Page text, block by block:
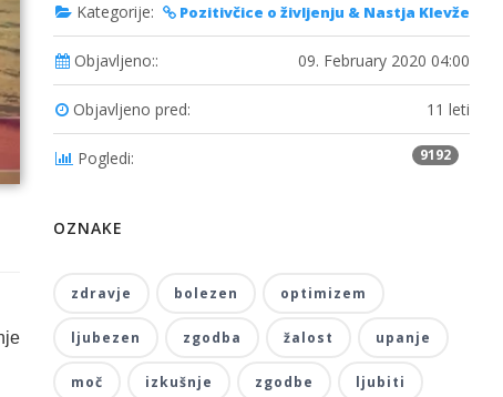
Kategorije: Pozitivčice o življenju & Nastja Klevže
Objavljeno:: 09. February 2020 04:00
Objavljeno pred: 11 leti
Pogledi: 9192
OZNAKE
zdravje bolezen optimizem
ljubezen zgodba žalost upanje
moč izkušnje zgodbe ljubiti